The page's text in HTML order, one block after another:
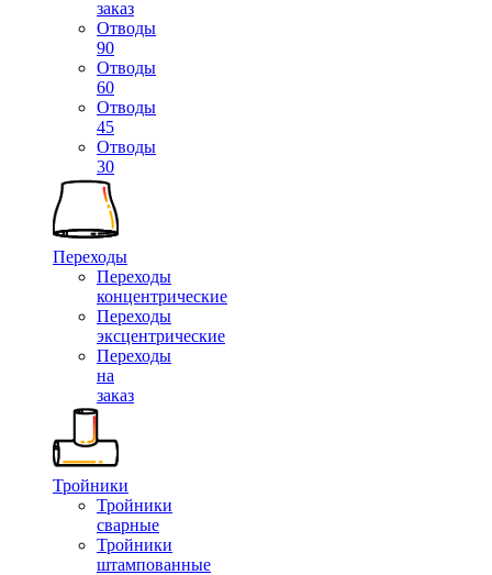
заказ
Отводы
90
Отводы
60
Отводы
45
Отводы
30
Переходы
Переходы
концентрические
Переходы
эксцентрические
Переходы
на
заказ
Тройники
Тройники
сварные
Тройники
штампованные